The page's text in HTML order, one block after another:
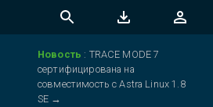
Новость : TRACE MODE 7
сертифицирована на
совместимость с Astra Linux 1.8
SE →